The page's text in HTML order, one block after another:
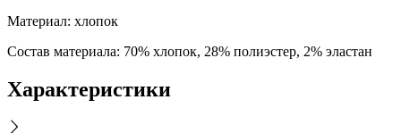
Материал: хлопок
Состав материала: 70% хлопок, 28% полиэстер, 2% эластан
Характеристики